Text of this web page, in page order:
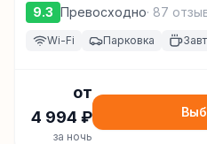
9.3 Превосходно· 87
Wi-Fi Парковка
от
4 994 ₽
за ночь